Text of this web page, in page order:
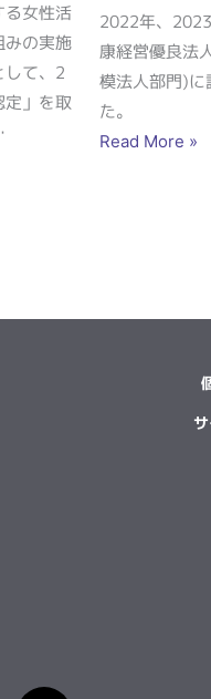
⼥性活
の実施
して、2
定」を取
2022年、
康経営優良法
模法人部門)に
た。
Read More »